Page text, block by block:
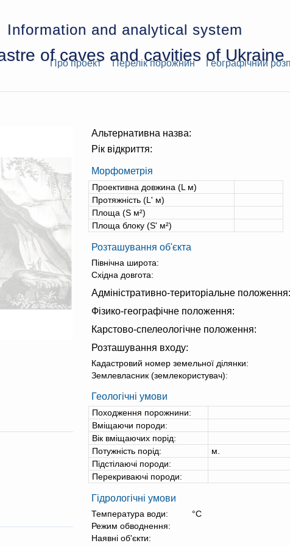
Information and analytical system
of caves and cavities of Ukraine
Про проект Перелік порожнин Географічний
Альтернативна назва:
Рік відкриття:
Морфометрія
Проективна довжина (L м)
Протяжність (L' м)
Площа (S м²)
Площа блоку (S' м²)
Розташування об'єкта
Північна широта:
Східна довгота:
Адміністративно-територіальне положення:
Фізико-географічне положення:
Карстово-спелеологічне положення:
Розташування входу:
Кадастровий номер земельної ділянки:
Землевласник (землекористувач):
Геологічні умови
Походження порожнини:
Вміщаючи породи:
Вік вміщаючих порід:
Потужність порід:
м.
Підстілаючі породи:
Перекриваючі породи:
Гідрологічні умови
Температура води:
°С
Режим обводнення:
Наявні об'єкти: